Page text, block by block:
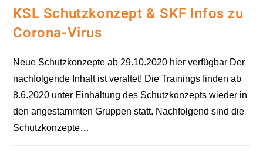
KSL Schutzkonzept & SKF Infos zu
Corona-Virus
Neue Schutzkonzepte ab 29.10.2020 hier verfügbar Der
nachfolgende Inhalt ist veraltet! Die Trainings finden ab
8.6.2020 unter Einhaltung des Schutzkonzepts wieder in
den angestammten Gruppen statt. Nachfolgend sind die
Schutzkonzepte…